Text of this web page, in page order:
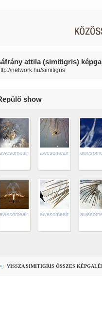
attila (simitigris)
network.hu/simitigris
show
awesomeairshowawesomeairshow
awesomeairshowawesomeairshow
VISSZA SIMITIGRIS ÖSSZES